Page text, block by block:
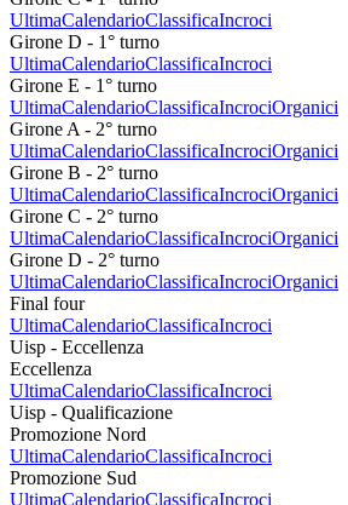
UltimaCalendarioClassificaIncroci
Girone D - 1° turno
UltimaCalendarioClassificaIncroci
Girone E - 1° turno
UltimaCalendarioClassificaIncrociOrganici
Girone A - 2° turno
UltimaCalendarioClassificaIncrociOrganici
Girone B - 2° turno
UltimaCalendarioClassificaIncrociOrganici
Girone C - 2° turno
UltimaCalendarioClassificaIncrociOrganici
Girone D - 2° turno
UltimaCalendarioClassificaIncrociOrganici
Final four
UltimaCalendarioClassificaIncroci
Uisp - Eccellenza
Eccellenza
UltimaCalendarioClassificaIncroci
Uisp - Qualificazione
Promozione Nord
UltimaCalendarioClassificaIncroci
Promozione Sud
UltimaCalendarioClassificaIncroci